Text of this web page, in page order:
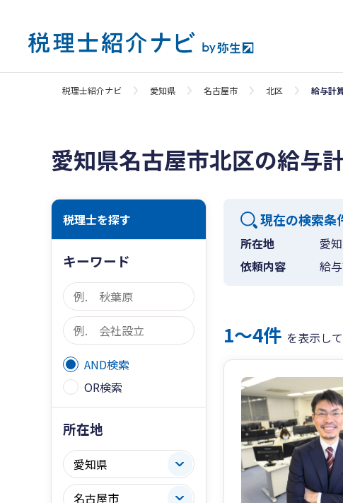
税理士紹介ナビ 愛知県 名古屋市 北区 給与計
愛知県名古屋市北区の給与
税理士を探す
キーワード
AND検索
OR検索
所在地
現在の検索条
所在地
愛
依頼内容
給
1〜4件 を表示し